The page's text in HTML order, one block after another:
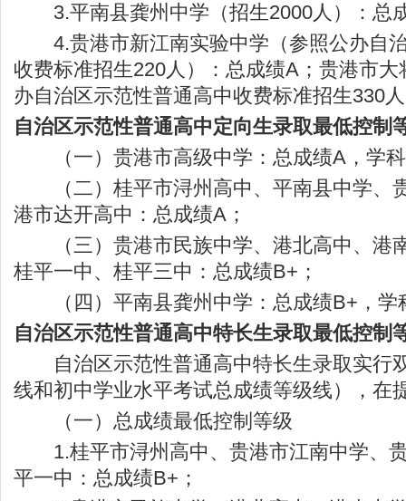
3.平南县龚州中学（招生2000人）：总
4.贵港市新江南实验中学（参照公办自
收费标准招生220人）：总成绩A；贵港市
办自治区示范性普通高中收费标准招生330
自治区示范性普通高中定向生录取最低控制
（一）贵港市高级中学：总成绩A，学科
（二）桂平市浔州高中、平南县中学、
港市达开高中：总成绩A；
（三）贵港市民族中学、港北高中、港
桂平一中、桂平三中：总成绩B+；
（四）平南县龚州中学：总成绩B+，学
自治区示范性普通高中特长生录取最低控制
自治区示范性普通高中特长生录取实行
线和初中学业水平考试总成绩等级线），在
（一）总成绩最低控制等级
1.桂平市浔州高中、贵港市江南中学、
平一中：总成绩B+；